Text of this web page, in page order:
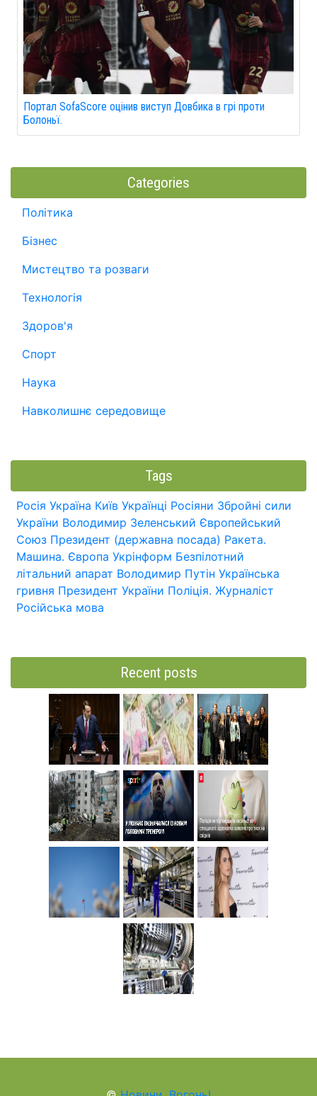
Портал SofaScore оцінив виступ Довбика в грі проти
Болоньї.
Categories
Політика
Бізнес
Мистецтво та розваги
Технологія
Здоров'я
Спорт
Наука
Навколишнє середовище
Tags
Росія Україна Київ Українці Росіяни Збройні сили
України Володимир Зеленський Європейський
Союз Президент (державна посада) Ракета.
Машина. Європа Укрінформ Безпілотний
літальний апарат Володимир Путін Українська
гривня Президент України Поліція. Журналіст
Російська мова
Recent posts